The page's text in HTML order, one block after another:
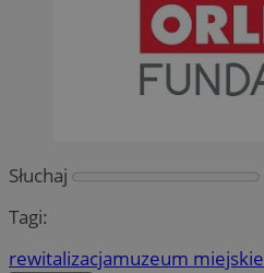
Słuchaj
Tagi:
rewitalizacjamuzeum miejskie